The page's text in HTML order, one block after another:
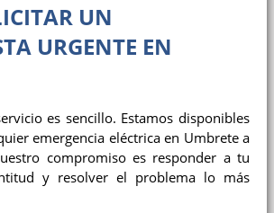
UN
URGENTE EN
es sencillo. Estamos disponibles
emergencia eléctrica en Umbrete a
compromiso es responder a tu
y resolver el problema lo más